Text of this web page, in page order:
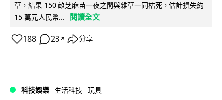
草，結果 150 畝芝麻苗一夜之間與雜草一同枯死，估計損失約
15 萬元人民幣...
閱讀全文
188 28 ↗ 分享
科技娛樂 生活科技 玩具